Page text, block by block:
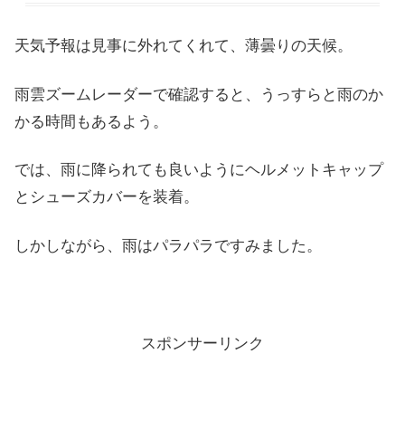
天気予報は見事に外れてくれて、薄曇りの天候。
雨雲ズームレーダーで確認すると、うっすらと雨のか
かる時間もあるよう。
では、雨に降られても良いようにヘルメットキャップ
とシューズカバーを装着。
しかしながら、雨はパラパラですみました。
スポンサーリンク